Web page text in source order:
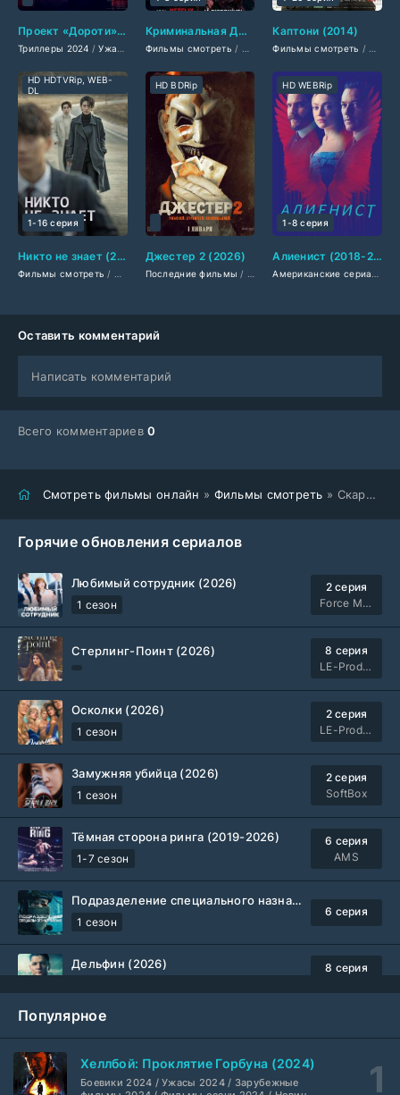
Проект «Дороти» (2024)
Триллеры 2024 /Ужасы 2024 /Фантастические 2024 /Зарубежные фильмы
Криминальная ДНК (2023-2025)
Фильмы смотреть / Сериалы 2025/Фильмы 2025
Каптони (2014)
Фильмы смотреть /
Никто не знает (2020)
Фильмы смотреть / Дорамы/Сериалы про маньяков
HD HDTVRip, WEB-
DL
1-16 серия
Джестер 2 (2026)
Последние фильмы / Фильмы 2026/Фильмы ужасов
HD BDRip
Алиенист (2018-2020)
HD WEBRip
1-8 серия
Оставить комментарий
Написать комментарий
Всего комментариев0
Смотреть фильмы онлайн » Фильмы смотреть » Скарпетта (2026)
Горячие обновления сериалов
Любимый сотрудник (2026)
1 сезон
2 серия
Force Media
Стерлинг-Поинт (2026)
8 серия
LE-Production
Осколки (2026)
1 сезон
2 серия
LE-Production
Замужняя убийца (2026)
1 сезон
2 серия
SoftBox
Тёмная сторона ринга (2019-2026)
1-7 сезон
6 серия
AMS
Подразделение специального назначения (2026)
1 сезон
6 серия
Дельфин (2026)
8 серия
Шугар (2026)
Популярное
Хеллбой: Проклятие Горбуна (2024)
Боевики 2024 / Ужасы 2024 / Зарубежные